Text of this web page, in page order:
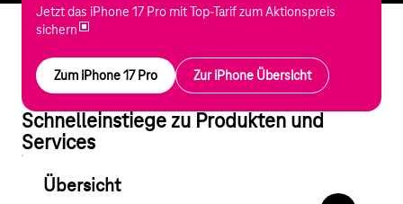
Jetzt das iPhone 17 Pro mit Top-Tarif zum Aktionspreis
sichern
Zum iPhone 17 Pro Zur iPhone Übersicht
Schnelleinstiege zu Produkten und
Services
Übersicht